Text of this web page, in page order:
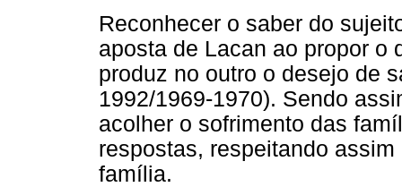
Reconhecer o saber do
aposta de Lacan ao propor o
produz no outro o desejo de
1992/1969-1970). Sendo
acolher o sofrimento das
respostas, respeitando
família.